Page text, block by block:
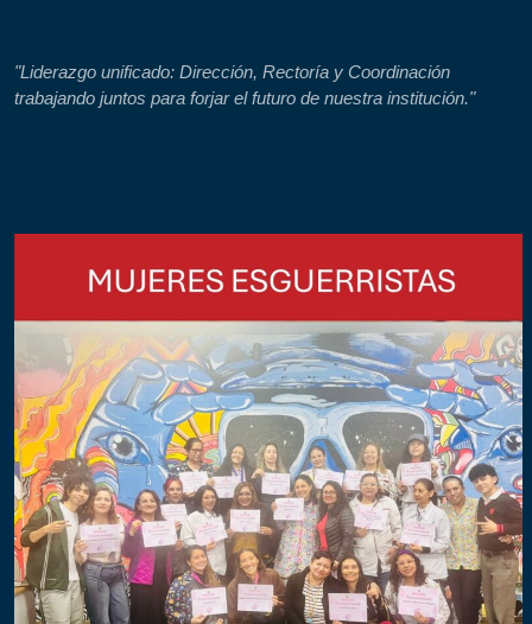
"Liderazgo unificado: Dirección, Rectoría y Coordinación
trabajando juntos para forjar el futuro de nuestra institución."